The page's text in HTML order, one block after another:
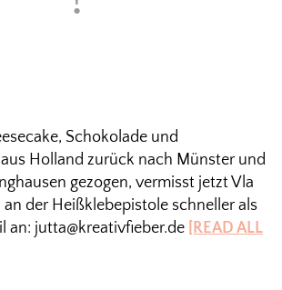
Schokolade und
Holland zurück nach Münster und
gezogen, vermisst jetzt Vla
der Heißklebepistole schneller als
an: jutta@kreativfieber.de [READ ALL